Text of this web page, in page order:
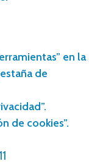
en la
de
de cookies”.